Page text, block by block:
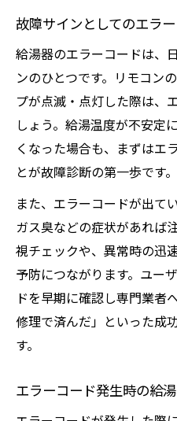
故障サインとしてのエラ
給湯器のエラーコードは、
ンのひとつです。リモコン
プが点滅・点灯した際は、
しょう。給湯温度が不安定
くなった場合も、まずはエ
とが故障診断の第一歩です。
また、エラーコードが出て
ガス臭などの症状があれば
視チェックや、異常時の迅
予防につながります。ユー
ドを早期に確認し専門業者
修理で済んだ」といった成
す。
エラーコード発生時の給